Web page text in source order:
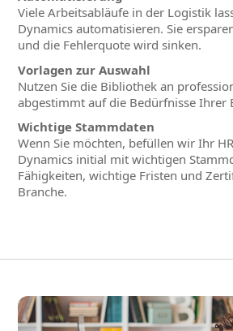
Viele Arbeitsabläufe in der Logistik
Dynamics automatisieren. Sie
und die Fehlerquote wird sinken.
Vorlagen zur Auswahl
Nutzen Sie die Bibliothek an
abgestimmt auf die Bedürfnisse Ihrer
Wichtige Stammdaten
Wenn Sie möchten, befüllen wir Ihr
Dynamics initial mit wichtigen
Fähigkeiten, wichtige Fristen und
Branche.